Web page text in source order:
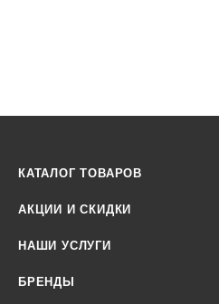
КАТАЛОГ ТОВАРОВ
АКЦИИ И СКИДКИ
НАШИ УСЛУГИ
БРЕНДЫ